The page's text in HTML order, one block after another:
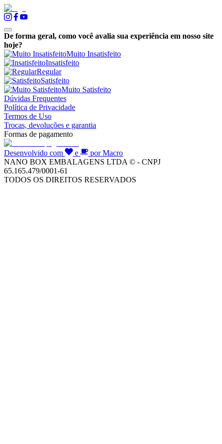
De forma geral, como você avalia sua experiência em nosso site
hoje?
Muito Insatisfeito
Insatisfeito
Regular
Satisfeito
Muito Satisfeito
Dúvidas Frequentes
Política de Privacidade
Termos de Uso
Trocas, devoluções e garantia
Formas de pagamento
Desenvolvido com e
por Macro
NANO BOX EMBALAGENS LTDA © - CNPJ
65.165.479/0001-61
TODOS OS DIREITOS RESERVADOS